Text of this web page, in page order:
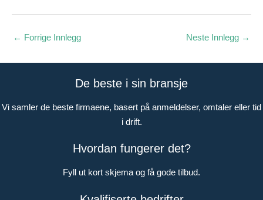
← Forrige Innlegg Neste Innlegg →
De beste i sin bransje
Vi samler de beste firmaene, basert på anmeldelser, omtaler eller tid
i drift.
Hvordan fungerer det?
Fyll ut kort skjema og få gode tilbud.